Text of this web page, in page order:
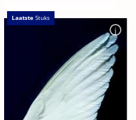
LaatsteStuks